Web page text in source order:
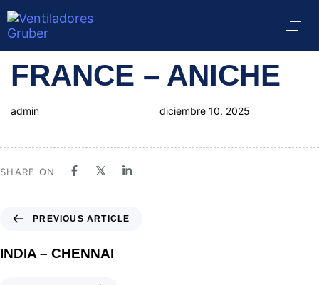
IN:
FRANCE – ANICHE
admin
on:
diciembre 10, 2025
SHARE ON
PREVIOUS ARTICLE
INDIA – CHENNAI